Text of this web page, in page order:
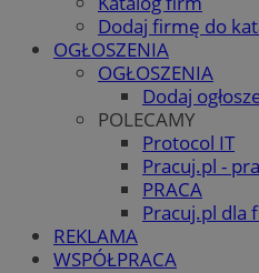
Dodaj firmę do
OGŁOSZENIA
OGŁOSZENIA
Dodaj
POLECAMY
Protocol IT
Pracuj.pl -
PRACA
Pracuj.pl dla
REKLAMA
WSPÓŁPRACA